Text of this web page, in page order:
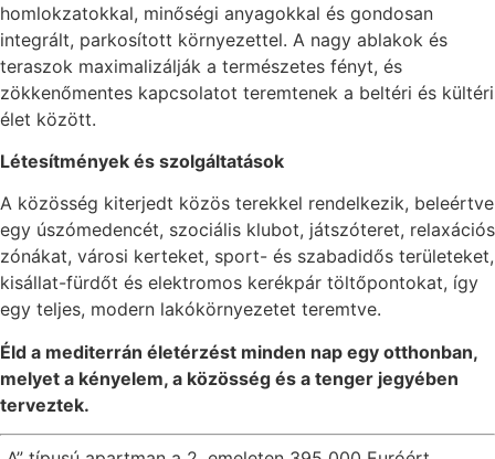
homlokzatokkal, minőségi anyagokkal és gondosan
integrált, parkosított környezettel. A nagy ablakok és
teraszok maximalizálják a természetes fényt, és
zökkenőmentes kapcsolatot teremtenek a beltéri és kültéri
élet között.
Létesítmények és szolgáltatások
A közösség kiterjedt közös terekkel rendelkezik, beleértve
egy úszómedencét, szociális klubot, játszóteret, relaxációs
zónákat, városi kerteket, sport- és szabadidős területeket,
kisállat-fürdőt és elektromos kerékpár töltőpontokat, így
egy teljes, modern lakókörnyezetet teremtve.
Éld a mediterrán életérzést minden nap egy otthonban,
melyet a kényelem, a közösség és a tenger jegyében
terveztek.